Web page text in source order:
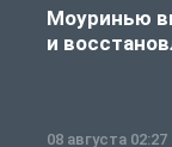
Моуринью
и
08 августа 02:27